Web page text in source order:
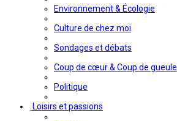
Environnement & Écologie
Culture de chez moi
Sondages et débats
Coup de cœur & Coup de gueule
Politique
Loisirs et passions